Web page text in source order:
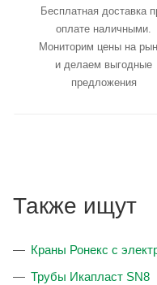
Бесплатная доставка
оплате наличными.
Мониторим цены на
и делаем выгодные
предложения
Также ищут
Краны Ронекс с
Трубы Икапласт SN8